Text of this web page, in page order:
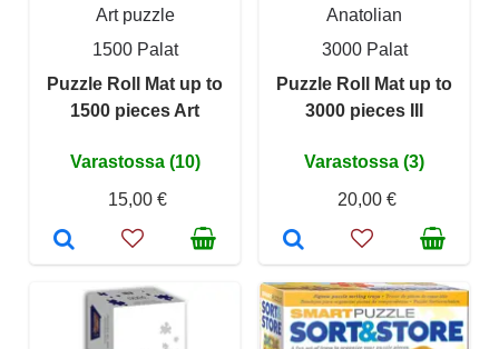
Art puzzle
1500 Palat
Puzzle Roll Mat up to
1500 pieces Art
Varastossa (10)
15,00 €
Anatolian
3000 Palat
Puzzle Roll Mat up to
3000 pieces III
Varastossa (3)
20,00 €